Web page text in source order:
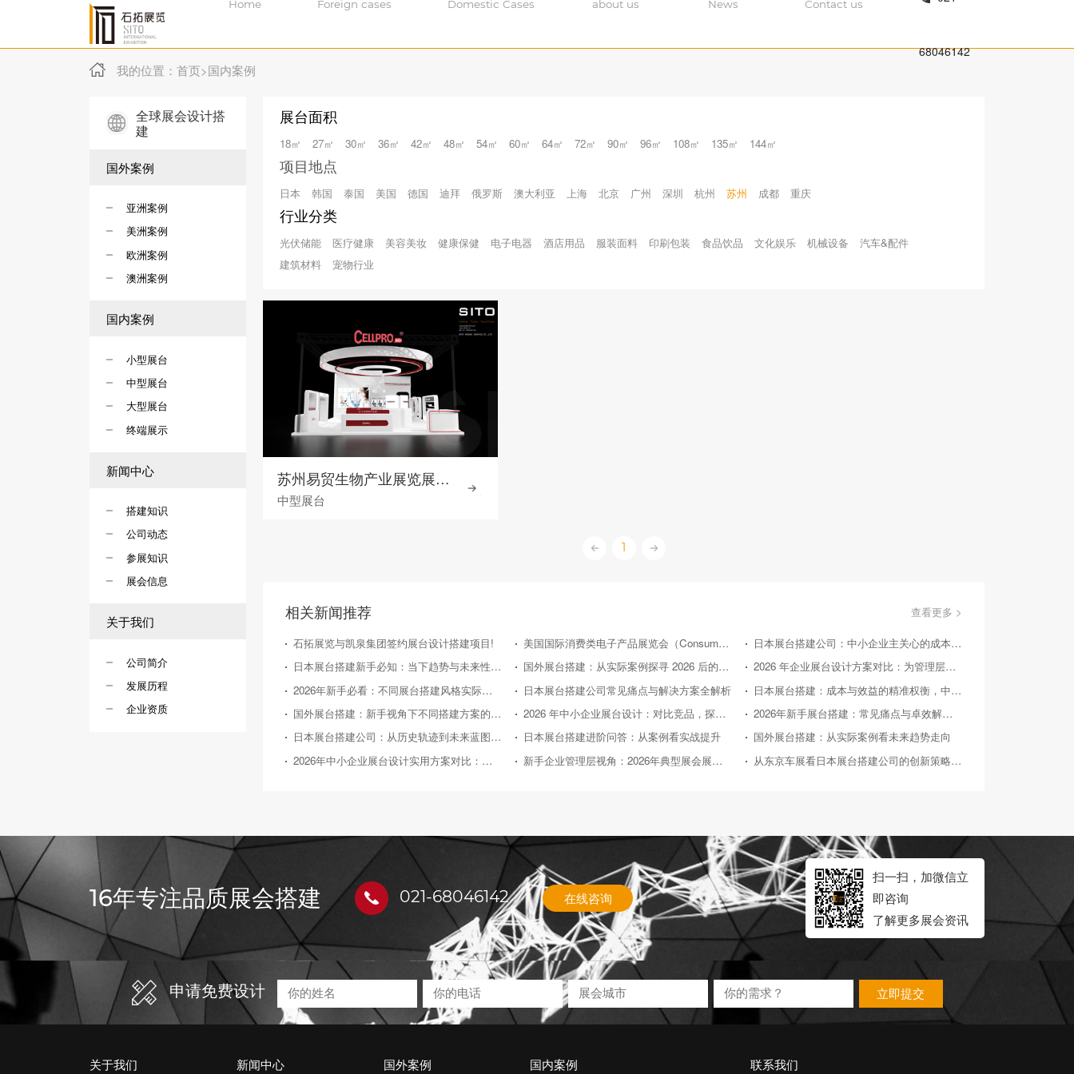
Home Foreign cases Domestic Cases about us News Contact us
68046142
我的位置： 首页>国内案例
全球展会设计搭
建
国外案例
亚洲案例
美洲案例
欧洲案例
澳洲案例
国内案例
小型展台
中型展台
大型展台
终端展示
新闻中心
搭建知识
公司动态
参展知识
展会信息
关于我们
公司简介
发展历程
企业资质
展台面积
18㎡ 27㎡ 30㎡ 36㎡ 42㎡ 48㎡ 54㎡ 60㎡ 64㎡ 72㎡ 90㎡ 96㎡ 108㎡ 135㎡ 144㎡
项目地点
日本 韩国 泰国 美国 德国 迪拜 俄罗斯 澳大利亚 上海 北京 广州 深圳 杭州 苏州 成都 重庆
行业分类
光伏储能 医疗健康 美容美妆 健康保健 电子电器 酒店用品 服装面料 印刷包装 食品饮品 文化娱乐 机械设备
汽车&配件
建筑材料
宠物行业
苏州易贸生物产业展览展台设计搭建-赛普
中型展台
1
相关新闻推荐 查看更多 >
石拓展览与凯泉集团签约展台设计搭建项目! 美国国际消费类电子产品展览会（Consumer Electronics Show，简称CES）
日本展台搭建公司：中小企业主关心的成本效益问答
日本展台搭建新手必知：当下趋势与未来性价比走向
国外展台搭建：从实际案例探寻 2026 后的趋势方向
2026 年企业展台设计方案对比：为管理层提供精准决策参考
2026年新手必看：不同展台搭建风格实际效果对比评测
日本展台搭建公司常见痛点与解决方案全解析
日本展台搭建：成本与效益的精准权衡，中小企业的投资指南
国外展台搭建：新手视角下不同搭建方案的性价比对比
2026 年中小企业展台设计：对比竞品，探寻高性价比之路
2026年新手展台搭建：常见痛点与卓效解决方案
日本展台搭建公司：从历史轨迹到未来蓝图的深度剖析
日本展台搭建进阶问答：从案例看实战提升
国外展台搭建：从实际案例看未来趋势走向
2026年中小企业展台设计实用方案对比：助力性价比之选
新手企业管理层视角：2026年典型展会展台搭建案例深度剖析 从东京车展看日本展台搭建公司的创新策略与实践
16年专注品质展会搭建 021-68046142 在线咨询
扫一扫，加微信立
即咨询
了解更多展会资讯
申请免费设计 立即提交
关于我们 新闻中心 国外案例 国内案例 联系我们